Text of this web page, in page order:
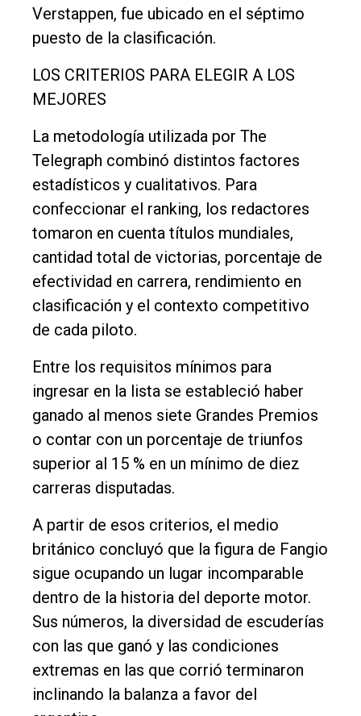
Verstappen, fue ubicado en el séptimo
puesto de la clasificación.
LOS CRITERIOS PARA ELEGIR A LOS
MEJORES
La metodología utilizada por The
Telegraph combinó distintos factores
estadísticos y cualitativos. Para
confeccionar el ranking, los redactores
tomaron en cuenta títulos mundiales,
cantidad total de victorias, porcentaje de
efectividad en carrera, rendimiento en
clasificación y el contexto competitivo
de cada piloto.
Entre los requisitos mínimos para
ingresar en la lista se estableció haber
ganado al menos siete Grandes Premios
o contar con un porcentaje de triunfos
superior al 15 % en un mínimo de diez
carreras disputadas.
A partir de esos criterios, el medio
británico concluyó que la figura de Fangio
sigue ocupando un lugar incomparable
dentro de la historia del deporte motor.
Sus números, la diversidad de escuderías
con las que ganó y las condiciones
extremas en las que corrió terminaron
inclinando la balanza a favor del